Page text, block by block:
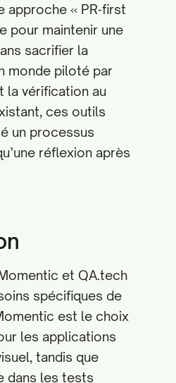
approche « PR‑first
pour maintenir une
sacrifier la
monde piloté par
la vérification au
ces outils
un processus
réflexion après
et QA.tech
spécifiques de
est le choix
les applications
tandis que
dans les tests